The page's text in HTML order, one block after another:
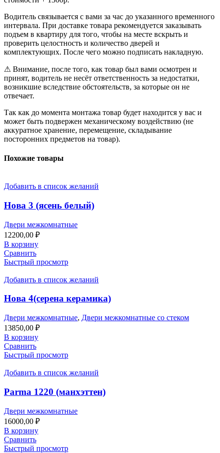
Водитель связывается с вами за час до указанного временного
интервала. При доставке товара рекомендуется заказывать
подъем в квартиру для того, чтобы на месте вскрыть и
проверить целостность и количество дверей и
комплектующих. После чего можно подписать накладную.
⚠ Внимание, после того, как товар был вами осмотрен и
принят, водитель не несёт ответственность за недостатки,
возникшие вследствие обстоятельств, за которые он не
отвечает.
Так как до момента монтажа товар будет находится у вас и
может быть подвержен механическому воздействию (не
аккуратное хранение, перемещение, складывание
посторонних предметов на товар).
Похожие товары
Добавить в список желаний
Нова 3 (ясень белый)
Двери межкомнатные
12200,00 ₽
В корзину
Сравнить
Быстрый просмотр
Добавить в список желаний
Нова 4(серена керамика)
Двери межкомнатные, Двери межкомнатные со стеком
13850,00 ₽
В корзину
Сравнить
Быстрый просмотр
Добавить в список желаний
Parma 1220 (манхэттен)
Двери межкомнатные
16000,00 ₽
В корзину
Сравнить
Быстрый просмотр